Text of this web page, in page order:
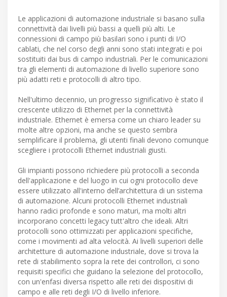
Le applicazioni di automazione industriale si basano sulla
connettività dai livelli più bassi a quelli più alti. Le
connessioni di campo più basilari sono i punti di I/O
cablati, che nel corso degli anni sono stati integrati e poi
sostituiti dai bus di campo industriali. Per le comunicazioni
tra gli elementi di automazione di livello superiore sono
più adatti reti e protocolli di altro tipo.
Nell'ultimo decennio, un progresso significativo è stato il
crescente utilizzo di Ethernet per la connettività
industriale. Ethernet è emersa come un chiaro leader su
molte altre opzioni, ma anche se questo sembra
semplificare il problema, gli utenti finali devono comunque
scegliere i protocolli Ethernet industriali giusti.
Gli impianti possono richiedere più protocolli a seconda
dell'applicazione e del luogo in cui ogni protocollo deve
essere utilizzato all'interno dell’architettura di un sistema
di automazione. Alcuni protocolli Ethernet industriali
hanno radici profonde e sono maturi, ma molti altri
incorporano concetti legacy tutt'altro che ideali. Altri
protocolli sono ottimizzati per applicazioni specifiche,
come i movimenti ad alta velocità. Ai livelli superiori delle
architetture di automazione industriale, dove si trova la
rete di stabilimento sopra la rete dei controllori, ci sono
requisiti specifici che guidano la selezione del protocollo,
con un'enfasi diversa rispetto alle reti dei dispositivi di
campo e alle reti degli I/O di livello inferiore.